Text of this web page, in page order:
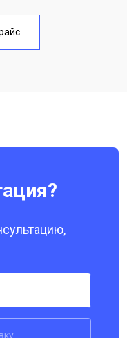
от 1750 ₽